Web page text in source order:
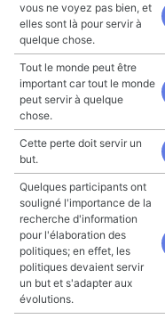
vous ne voyez pas bien, et
elles sont là pour servir à
quelque chose.
Tout le monde peut être
important car tout le monde
peut servir à quelque
chose.
Cette perte doit servir un
but.
Quelques participants ont
souligné l'importance de la
recherche d'information
pour l'élaboration des
politiques; en effet, les
politiques devaient servir
un but et s'adapter aux
évolutions.